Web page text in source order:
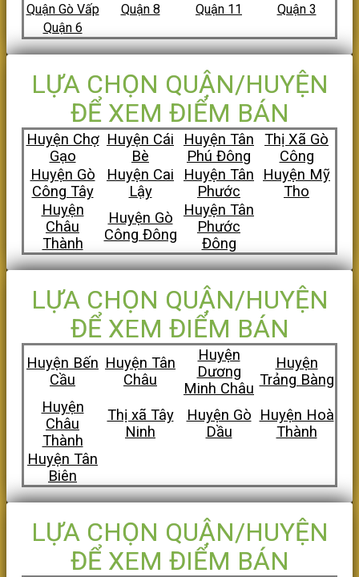
Quận Gò Vấp
Quận 8 Quận 11
Quận 3
Quận 6
LỰA CHỌN QUẬN/HUYỆN
ĐỂ XEM ĐIỂM BÁN
Huyện Chợ
Gạo
Huyện Cái
Bè
Huyện Tân
Phú Đông
Thị Xã Gò
Công
Huyện Gò
Công Tây
Huyện Cai
Lậy
Huyện Tân
Phước
Huyện Mỹ
Tho
Huyện
Châu
Thành
Huyện Gò
Công Đông
Huyện Tân
Phước
Đông
LỰA CHỌN QUẬN/HUYỆN
ĐỂ XEM ĐIỂM BÁN
Huyện Bến
Cầu
Huyện Tân
Châu
Huyện
Dương
Minh Châu
Huyện
Trảng Bàng
Huyện
Châu
Thành
Thị xã Tây
Ninh
Huyện Gò
Dầu
Huyện Hoà
Thành
Huyện Tân
Biên
LỰA CHỌN QUẬN/HUYỆN
ĐỂ XEM ĐIỂM BÁN